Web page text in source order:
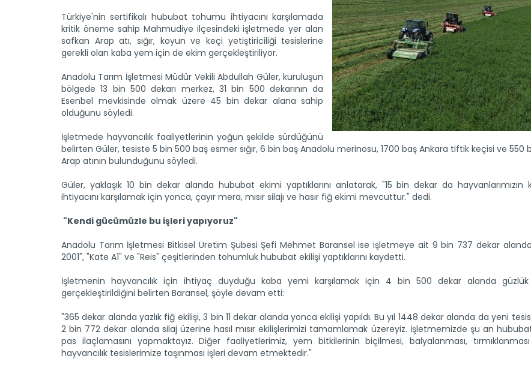
Türkiye'nin sertifikalı hububat tohumu ihtiyacını karşılamada
kritik öneme sahip Mahmudiye ilçesindeki işletmede yer alan
safkan Arap atı, sığır, koyun ve keçi yetiştiriciliği tesislerine
gerekli olan kaba yem için de ekim gerçekleştiriliyor.
Anadolu Tarım İşletmesi Müdür Vekili Abdullah Güler, kuruluşun
bölgede 13 bin 500 dekarı merkez, 31 bin 500 dekarının da
Esenbel mevkisinde olmak üzere 45 bin dekar alana sahip
olduğunu söyledi.
İşletmede hayvancılık faaliyetlerinin yoğun şekilde sürdüğünü
belirten Güler, tesiste 5 bin 500 baş esmer sığır, 6 bin baş Anadolu merinosu, 1700 baş Ankara tiftik keçisi ve 550
Arap atının bulunduğunu söyledi.
Güler, yaklaşık 10 bin dekar alanda hububat ekimi yaptıklarını anlatarak, "15 bin dekar da hayvanlarımızın
ihtiyacını karşılamak için yonca, çayır mera, mısır silajı ve hasır fiğ ekimi mevcuttur." dedi.
"Kendi gücümüzle bu işleri yapıyoruz"
Anadolu Tarım İşletmesi Bitkisel Üretim Şubesi Şefi Mehmet Baransel ise işletmeye ait 9 bin 737 dekar
2001", "Kate A1" ve "Reis" çeşitlerinden tohumluk hububat ekilişi yaptıklarını kaydetti.
İşletmenin hayvancılık için ihtiyaç duyduğu kaba yemi karşılamak için 4 bin 500 dekar alanda
gerçekleştirildiğini belirten Baransel, şöyle devam etti:
"365 dekar alanda yazlık fiğ ekilişi, 3 bin 11 dekar alanda yonca ekilişi yapıldı. Bu yıl 1448 dekar alanda da yeni
2 bin 772 dekar alanda silaj üzerine hasıl mısır ekilişlerimizi tamamlamak üzereyiz. İşletmemizde şu an
pas ilaçlamasını yapmaktayız. Diğer faaliyetlerimiz, yem bitkilerinin biçilmesi, balyalanması,
hayvancılık tesislerimize taşınması işleri devam etmektedir."